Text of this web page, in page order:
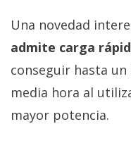
Una novedad
admite carga
conseguir hasta
media hora al
mayor potencia.